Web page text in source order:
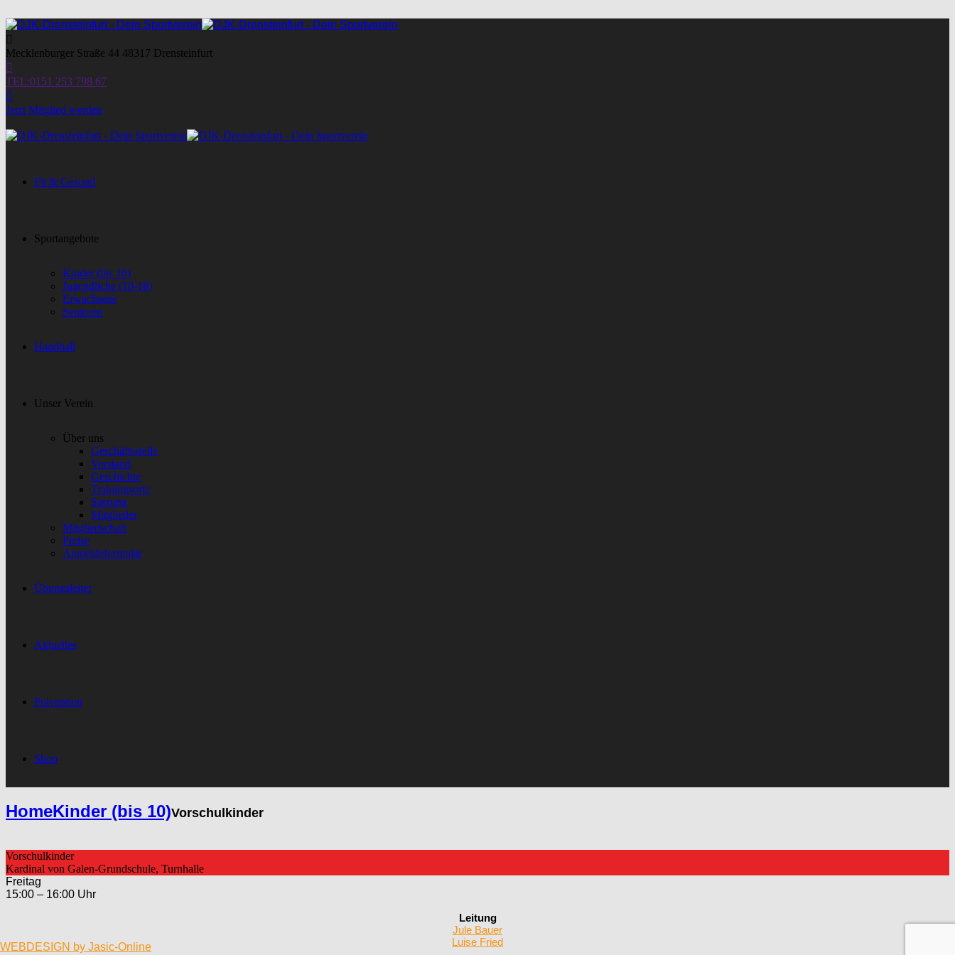
Mecklenburger Straße 44 48317 Drensteinfurt
TEL:0151 253 798 67
Jetzt Mitglied werden
Fit & Gesund
Sportangebote
Kinder (bis 10)
Jugendliche (10-18)
Erwachsene
Senioren
Handball
Unser Verein
Über uns
Geschäftsstelle
Vorstand
Geschichte
Trainingsorte
Satzung
Mitglieder
Mitgliedschaft
Preise
Anmeldeformular
Übungsleiter
Aktuelles
Prävention
Shop
HomeKinder (bis 10)Vorschulkinder
Vorschulkinder
Kardinal von Galen-Grundschule, Turnhalle
Freitag
15:00 – 16:00 Uhr
Leitung
Jule Bauer
Luise Fried
WEBDESIGN by Jasic-Online